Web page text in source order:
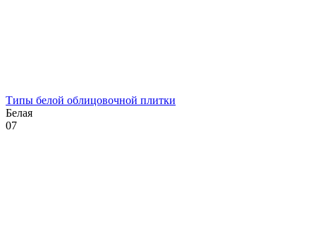
Типы белой облицовочной плитки
Белая
07